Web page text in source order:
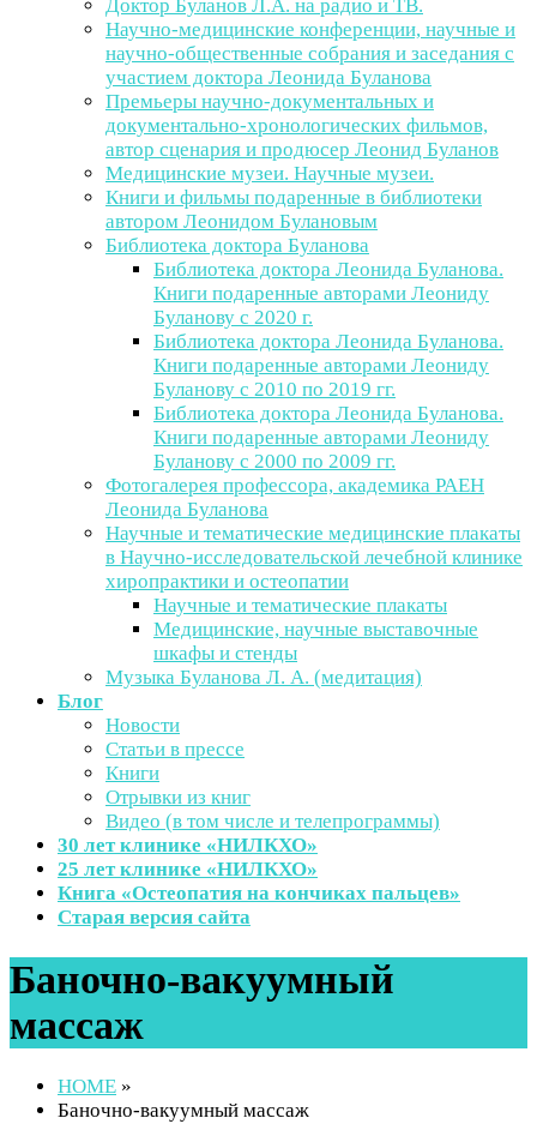
Доктор Буланов Л.А. на радио и ТВ.
Научно-медицинские конференции, научные и
научно-общественные собрания и заседания с
участием доктора Леонида Буланова
Премьеры научно-документальных и
документально-хронологических фильмов,
автор сценария и продюсер Леонид Буланов
Медицинские музеи. Научные музеи.
Книги и фильмы подаренные в библиотеки
автором Леонидом Булановым
Библиотека доктора Буланова
Библиотека доктора Леонида Буланова.
Книги подаренные авторами Леониду
Буланову с 2020 г.
Библиотека доктора Леонида Буланова.
Книги подаренные авторами Леониду
Буланову с 2010 по 2019 гг.
Библиотека доктора Леонида Буланова.
Книги подаренные авторами Леониду
Буланову с 2000 по 2009 гг.
Фотогалерея профессора, академика РАЕН
Леонида Буланова
Научные и тематические медицинские плакаты
в Научно-исследовательской лечебной клинике
хиропрактики и остеопатии
Научные и тематические плакаты
Медицинские, научные выставочные
шкафы и стенды
Музыка Буланова Л. А. (медитация)
Блог
Новости
Статьи в прессе
Книги
Отрывки из книг
Видео (в том числе и телепрограммы)
30 лет клинике «НИЛКХО»
25 лет клинике «НИЛКХО»
Книга «Остеопатия на кончиках пальцев»
Старая версия сайта
Баночно-вакуумный
массаж
HOME »
Баночно-вакуумный массаж